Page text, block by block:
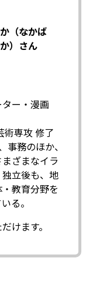
（なかば
）さん
ー・漫画
術専攻 修了
務のほか、
ざまなイラ
立後も、地
教育分野を
る。
けます。